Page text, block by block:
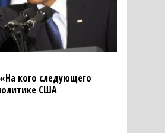
кого следующего
США